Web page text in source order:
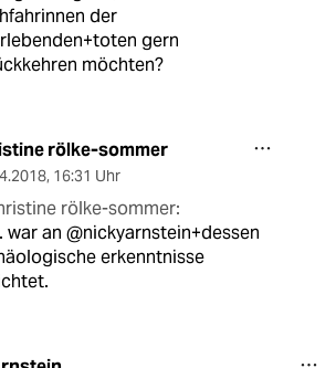
der
gern
möchten?
rölke-sommer
, 16:31 Uhr
rölke-sommer:
war an @nickyarnstein+dessen
erkenntnisse